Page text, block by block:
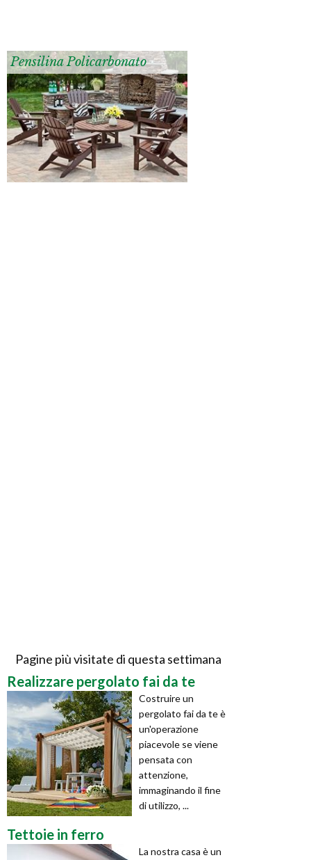
Pensilina Policarbonato
Pagine più visitate di questa settimana
Realizzare pergolato fai da te
Costruire un
pergolato fai da te è
un'operazione
piacevole se viene
pensata con
attenzione,
immaginando il fine
di utilizzo, ...
Tettoie in ferro
La nostra casa è un